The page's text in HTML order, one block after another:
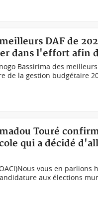
DAF de
dans l'effort afin
Bassirima des
de la gestion budgétaire
Touré
qui a décidé
Nous vous en
aux élections